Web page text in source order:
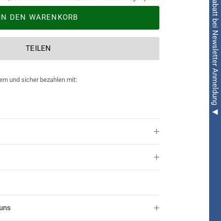
◀ 5€ Rabatt bei Newsletter Anmeldung ◀
IN DEN WARENKORB
TEILEN
und sicher bezahlen mit: